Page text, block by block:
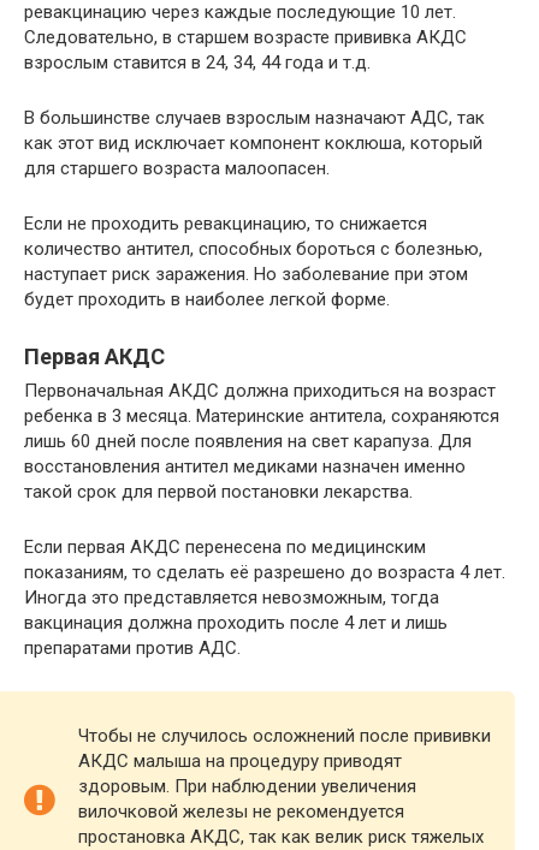
ревакцинацию через каждые последующие 10 лет.
Следовательно, в старшем возрасте прививка АКДС
взрослым ставится в 24, 34, 44 года и т.д.
В большинстве случаев взрослым назначают АДС, так
как этот вид исключает компонент коклюша, который
для старшего возраста малоопасен.
Если не проходить ревакцинацию, то снижается
количество антител, способных бороться с болезнью,
наступает риск заражения. Но заболевание при этом
будет проходить в наиболее легкой форме.
Первая АКДС
Первоначальная АКДС должна приходиться на возраст
ребенка в 3 месяца. Материнские антитела, сохраняются
лишь 60 дней после появления на свет карапуза. Для
восстановления антител медиками назначен именно
такой срок для первой постановки лекарства.
Если первая АКДС перенесена по медицинским
показаниям, то сделать её разрешено до возраста 4 лет.
Иногда это представляется невозможным, тогда
вакцинация должна проходить после 4 лет и лишь
препаратами против АДС.
Чтобы не случилось осложнений после прививки
АКДС малыша на процедуру приводят
здоровым. При наблюдении увеличения
вилочковой железы не рекомендуется
простановка АКДС, так как велик риск тяжелых